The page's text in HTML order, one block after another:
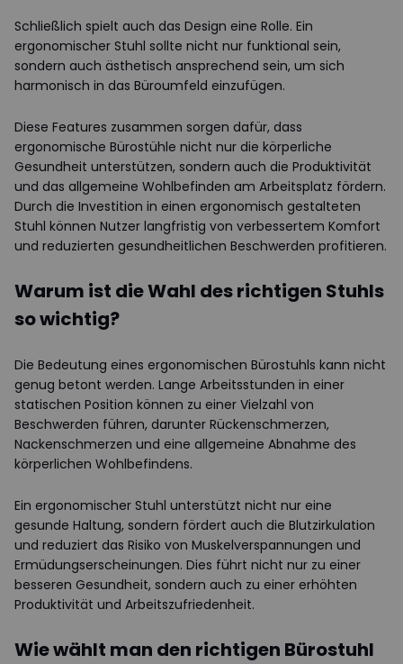
Schließlich spielt auch das Design eine Rolle. Ein
ergonomischer Stuhl sollte nicht nur funktional sein,
sondern auch ästhetisch ansprechend sein, um sich
harmonisch in das Büroumfeld einzufügen.
Diese Features zusammen sorgen dafür, dass
ergonomische Bürostühle nicht nur die körperliche
Gesundheit unterstützen, sondern auch die Produktivität
und das allgemeine Wohlbefinden am Arbeitsplatz fördern.
Durch die Investition in einen ergonomisch gestalteten
Stuhl können Nutzer langfristig von verbessertem Komfort
und reduzierten gesundheitlichen Beschwerden profitieren.
Warum ist die Wahl des richtigen Stuhls
so wichtig?
Die Bedeutung eines ergonomischen Bürostuhls kann nicht
genug betont werden. Lange Arbeitsstunden in einer
statischen Position können zu einer Vielzahl von
Beschwerden führen, darunter Rückenschmerzen,
Nackenschmerzen und eine allgemeine Abnahme des
körperlichen Wohlbefindens.
Ein ergonomischer Stuhl unterstützt nicht nur eine
gesunde Haltung, sondern fördert auch die Blutzirkulation
und reduziert das Risiko von Muskelverspannungen und
Ermüdungserscheinungen. Dies führt nicht nur zu einer
besseren Gesundheit, sondern auch zu einer erhöhten
Produktivität und Arbeitszufriedenheit.
Wie wählt man den richtigen Bürostuhl